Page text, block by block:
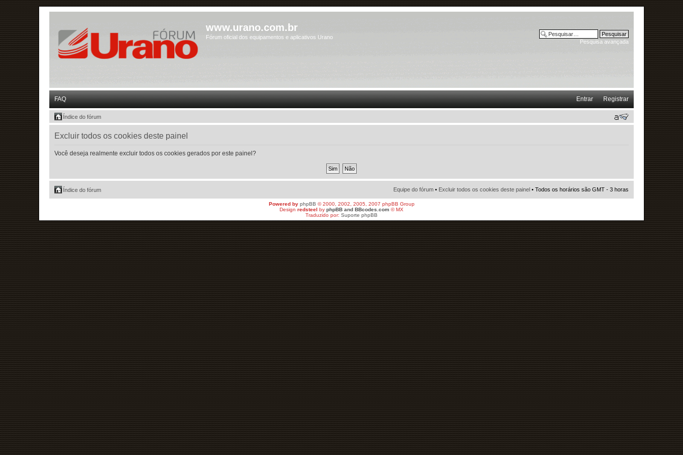
www.urano.com.br
Fórum oficial dos equipamentos e aplicativos Urano
Pesquisa avançada
FAQ Registrar
Entrar
Índice do fórum
Excluir todos os cookies deste painel
Você deseja realmente excluir todos os cookies gerados por este painel?
Índice do fórum Equipe do fórum • Excluir todos os cookies deste painel • Todos os horários são GMT - 3 horas
Powered by phpBB © 2000, 2002, 2005, 2007 phpBB Group
Design redsteel by phpBB and BBcodes.com © MX
Traduzido por: Suporte phpBB